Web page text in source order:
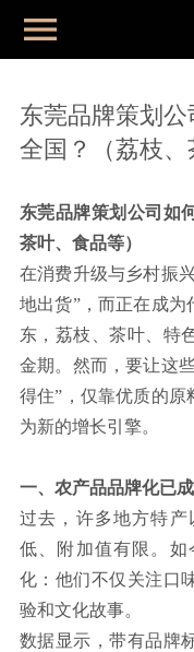
关于我们
成功案例
品牌系统
联系方式
东莞品牌策划
全国？（荔枝、
东莞品牌策划公司如
茶叶、食品等）
在消费升级与乡村振
地出货”，而正在成
东，荔枝、茶叶、特
金期。然而，要让这
得住”，仅靠优质的
为新的增长引擎。
一、农产品品牌化已
过去，许多地方特
低、附加值有限。
化：他们不仅关注口
验和文化故事。
数据显示，带有品牌